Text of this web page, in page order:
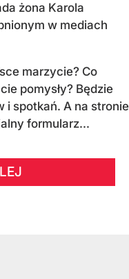
żona Karola
w mediach
marzycie? Co
pomysły? Będzie
i spotkań. A na stronie
formularz...